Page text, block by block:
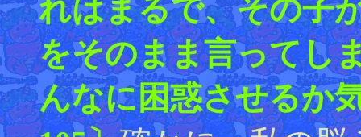
れはまるで、その子
をそのまま言ってし
んなに困惑させるか